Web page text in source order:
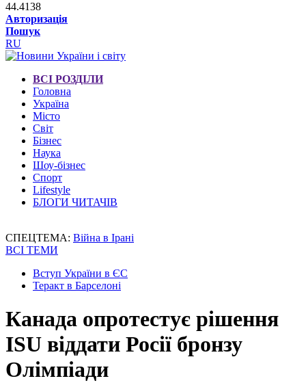
44.4138
Авторизація
Пошук
RU
ВСІ РОЗДІЛИ
Головна
Україна
Місто
Світ
Бізнес
Наука
Шоу-бізнес
Спорт
Lifestyle
БЛОГИ ЧИТАЧІВ
СПЕЦТЕМА: Війна в Ірані
ВСІ ТЕМИ
Вступ України в ЄС
Теракт в Барселоні
Канада опротестує рішення
ISU віддати Росії бронзу
Олімпіади